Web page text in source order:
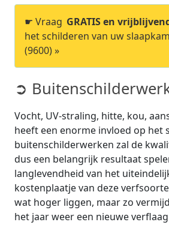
☛ Vraag GRATIS en
het schilderen van uw
(9600) »
➲
Vocht, UV-straling, hitte, kou,
heeft een enorme invloed op het
buitenschilderwerken zal de
dus een belangrijk resultaat
langlevendheid van het
kostenplaatje van deze
wat hoger liggen, maar zo
het jaar weer een nieuwe